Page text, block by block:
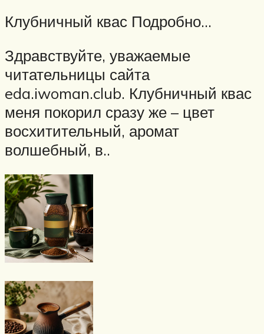
Клубничный квас Подробно…
Здравствуйте, уважаемые
читательницы сайта
eda.iwoman.club. Клубничный квас
меня покорил сразу же – цвет
восхитительный, аромат
волшебный, в..